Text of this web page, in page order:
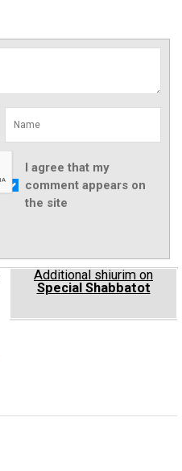
I agree that my
comment appears on
the site
Additional shiurim on
Special Shabbatot